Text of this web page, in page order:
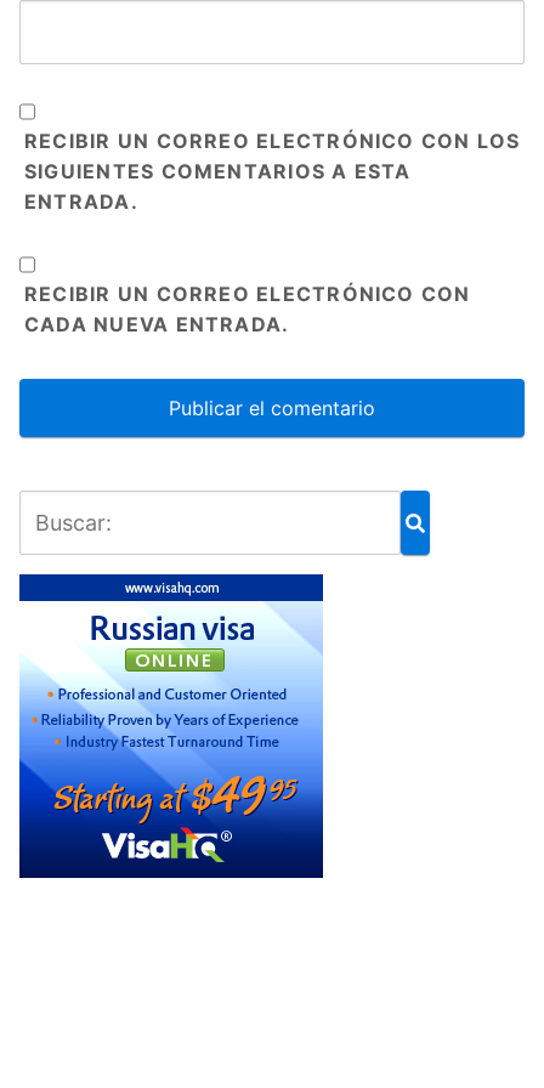
RECIBIR UN CORREO ELECTRÓNICO CON LOS
SIGUIENTES COMENTARIOS A ESTA
ENTRADA.
RECIBIR UN CORREO ELECTRÓNICO CON
CADA NUEVA ENTRADA.